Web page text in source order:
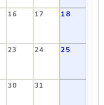
16 17 18
23 24 25
30 31